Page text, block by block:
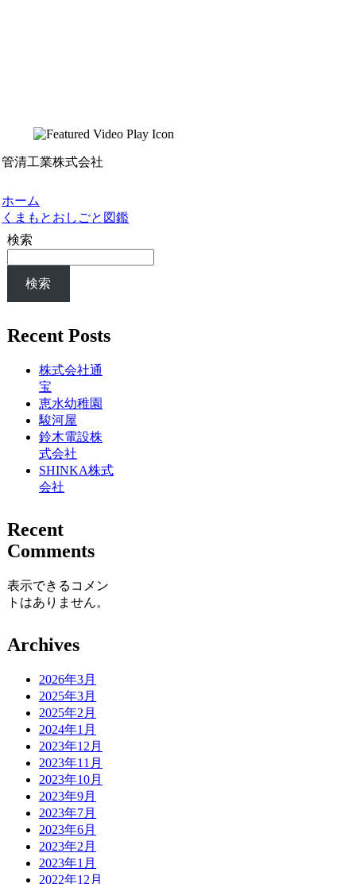
管清工業株式会社
ホーム
くまもとおしごと図鑑
検索
検索
Recent Posts
株式会社通
宝
恵水幼稚園
駿河屋
鈴木電設株
式会社
SHINKA株式
会社
Recent
Comments
表示できるコメン
トはありません。
Archives
2026年3月
2025年3月
2025年2月
2024年1月
2023年12月
2023年11月
2023年10月
2023年9月
2023年7月
2023年6月
2023年2月
2023年1月
2022年12月